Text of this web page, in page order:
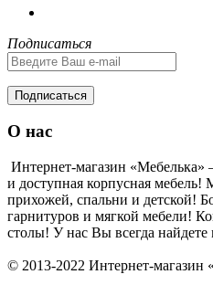
Подписаться
Подписаться
О нас
Интернет-магазин «Мебелька»
и доступная корпусная мебель!
прихожей, спальни и детской!
гарнитуров и мягкой мебели!
столы! У нас Вы всегда
© 2013-2022 Интернет-магазин